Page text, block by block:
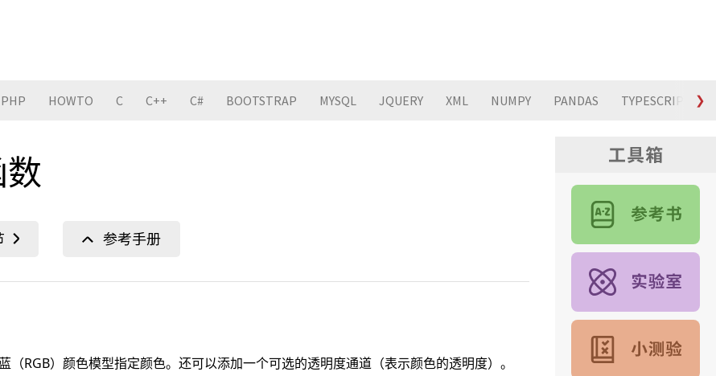
PHP HOWTO C C++ C# BOOTSTRAP MYSQL JQUERY XML NUMPY PANDAS TYPESCRIPT ❯
（RGB）颜色模型指定颜色。还可以添加一个可选的透明度通道（表示颜色的透明度）。